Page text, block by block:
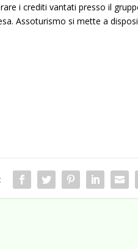
i crediti vantati presso il
Assoturismo si mette a